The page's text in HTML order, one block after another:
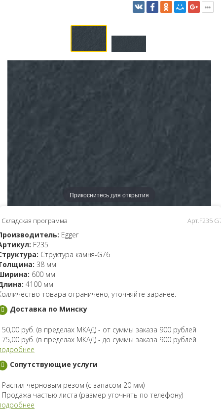
Прикоснитесь для открытия
Складская программа Арт.F235
Egger
F235
Структура камня-G76
38 мм
600 мм
4100 мм
товара ограничено, уточняйте заранее.
Доставка по Минску
50,00 руб. (в пределах МКАД) - от суммы заказа 900 рублей
75,00 руб. (в пределах МКАД) - до суммы заказа 900 рублей
Сопутствующие услуги
Распил черновым резом (с запасом 20 мм)
Продажа частью листа (размер уточнять по телефону)